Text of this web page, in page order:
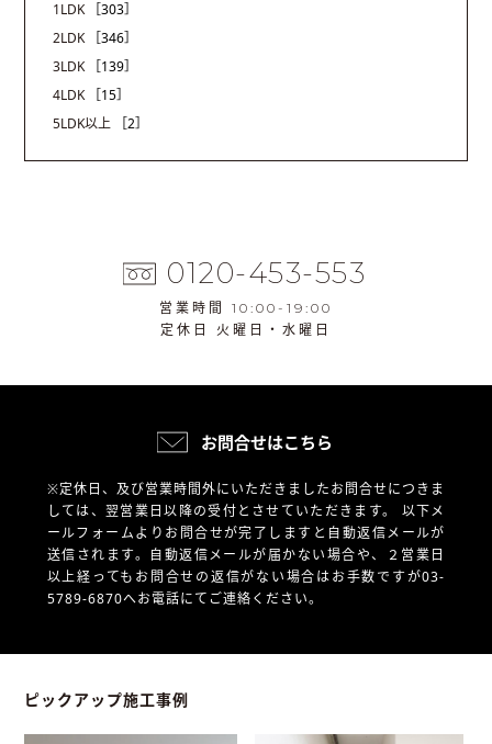
1LDK
［303］
2LDK
［346］
3LDK
［139］
4LDK
［15］
5LDK以上
［2］
0120-453-553
営業時間 10:00-19:00
定休日 火曜日・水曜日
お問合せはこちら
※定休日、及び営業時間外にいただきましたお問合せにつきま
しては、翌営業日以降の受付とさせていただきます。 以下メ
ールフォームよりお問合せが完了しますと自動返信メールが
送信されます。自動返信メールが届かない場合や、
２営業日
以上経ってもお問合せの返信がない場合はお手数ですが03-
5789-6870へお電話にてご連絡ください。
ピックアップ施工事例